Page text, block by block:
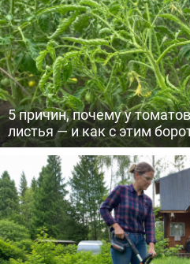
5 причин, почему у
листья — и как с этим